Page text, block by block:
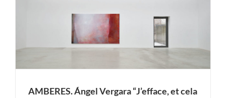
AMBERES. Ángel Vergara “J’efface, et cela